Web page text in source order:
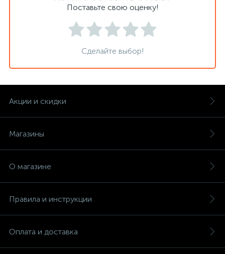
Поставьте свою оценку!
Сделайте выбор!
Акции и скидки
Магазины
О магазине
Правила и инструкции
Оплата и доставка